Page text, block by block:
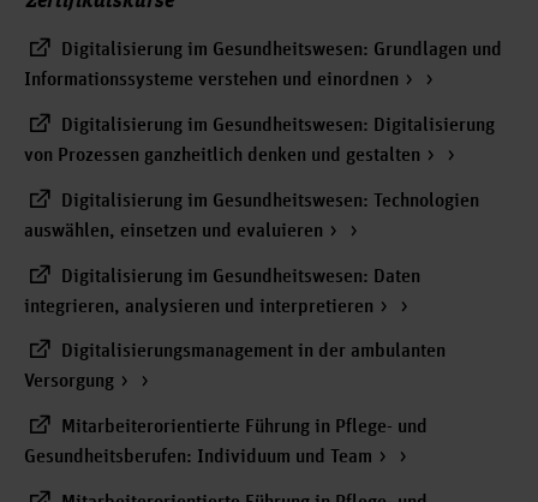
Digitalisierung im Gesundheitswesen: Grundlagen und
Informationssysteme verstehen und einordnen
Digitalisierung im Gesundheitswesen: Digitalisierung
von Prozessen ganzheitlich denken und gestalten
Digitalisierung im Gesundheitswesen: Technologien
auswählen, einsetzen und evaluieren
Digitalisierung im Gesundheitswesen: Daten
integrieren, analysieren und interpretieren
Digitalisierungsmanagement in der ambulanten
Versorgung
Mitarbeiterorientierte Führung in Pflege- und
Gesundheitsberufen: Individuum und Team